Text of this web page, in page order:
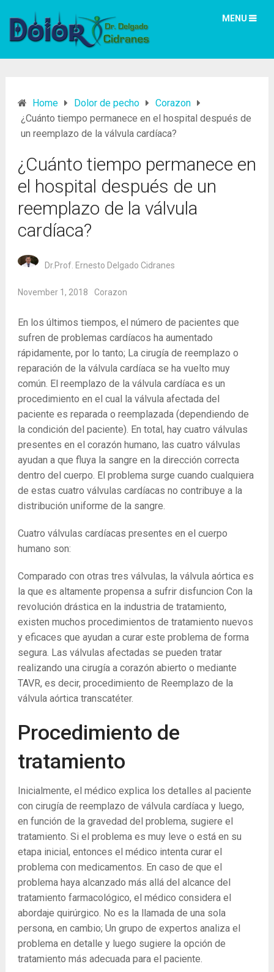
MENU
Home Dolor de pecho
Corazon
¿Cuánto tiempo permanece en el hospital después de
un reemplazo de la válvula cardíaca?
¿Cuánto tiempo permanece en
el hospital después de un
reemplazo de la válvula
cardíaca?
Dr.Prof. Ernesto Delgado Cidranes
November 1, 2018 Corazon
En los últimos tiempos, el número de pacientes que
sufren de problemas cardíacos ha aumentado
rápidamente, por lo tanto; La cirugía de reemplazo o
reparación de la válvula cardíaca se ha vuelto muy
común. El reemplazo de la válvula cardíaca es un
procedimiento en el cual la válvula afectada del
paciente es reparada o reemplazada (dependiendo de
la condición del paciente). En total, hay cuatro válvulas
presentes en el corazón humano, las cuatro válvulas
ayudan a que fluya la sangre en la dirección correcta
dentro del cuerpo. El problema surge cuando cualquiera
de estas cuatro válvulas cardíacas no contribuye a la
distribución uniforme de la sangre.
Cuatro válvulas cardíacas presentes en el cuerpo
humano son:
Comparado con otras tres válvulas, la válvula aórtica es
la que es altamente propensa a sufrir disfuncion Con la
revolución drástica en la industria de tratamiento,
existen muchos procedimientos de tratamiento nuevos
y eficaces que ayudan a curar este problema de forma
segura. Las válvulas afectadas se pueden tratar
realizando una cirugía a corazón abierto o mediante
TAVR, es decir, procedimiento de Reemplazo de la
válvula aórtica transcatéter.
Procedimiento de
tratamiento
Inicialmente, el médico explica los detalles al paciente
con cirugía de reemplazo de válvula cardíaca y luego,
en función de la gravedad del problema, sugiere el
tratamiento. Si el problema es muy leve o está en su
etapa inicial, entonces el médico intenta curar el
problema con medicamentos. En caso de que el
problema haya alcanzado más allá del alcance del
tratamiento farmacológico, el médico considera el
abordaje quirúrgico. No es la llamada de una sola
persona, en cambio; Un grupo de expertos analiza el
problema en detalle y luego sugiere la opción de
tratamiento más adecuada para el paciente.